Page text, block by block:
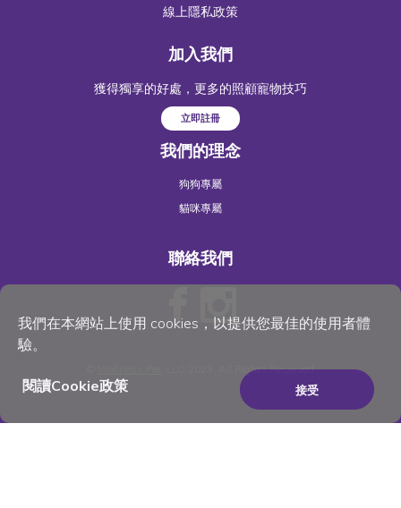
我們在本網站上使用 cookies，以提供您最佳的使用者體
驗。
閱讀Cookie政策 接受
線上隱私政策
加入我們
獲得獨享的好處，更多的照顧寵物技巧
立即註冊
我們的理念
狗狗專屬
貓咪專屬
聯絡我們
, LLC 2023. All Rights Reserved